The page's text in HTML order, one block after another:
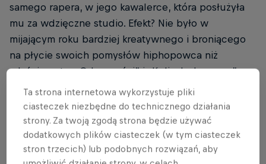
samego rapera, w jego kawalerce, która posłużyła
mu za wdzięczne studio. Efekt? Nie było w
mijającym roku bardziej kreatywnego i broniącego
na płycie swoich pomysłów hiphopowca niż
właśnie autor „Odporności” i „Kuli z bukszpanu”.
On sam tak tłumaczył genezę albumu:
„Przeprowadziłem się ponownie na osiedle typu
Ta strona internetowa wykorzystuje pliki
ciasteczek niezbędne do technicznego działania
strony. Za twoją zgodą strona będzie używać
dodatkowych plików ciasteczek (w tym ciasteczek
stron trzecich) lub podobnych rozwiązań, aby